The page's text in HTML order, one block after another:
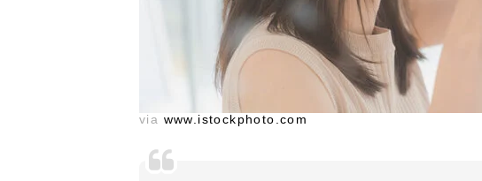
via www.istockphoto.com